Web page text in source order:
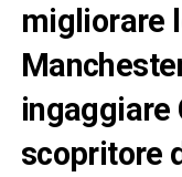
migliorare
ingaggiare
scopritore